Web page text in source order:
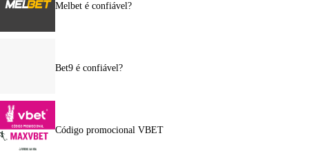
Melbet é confiável?
Bet9 é confiável?
Código promocional VBET